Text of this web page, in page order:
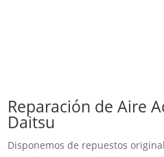
Reparación de Aire
Daitsu
Disponemos de repuestos